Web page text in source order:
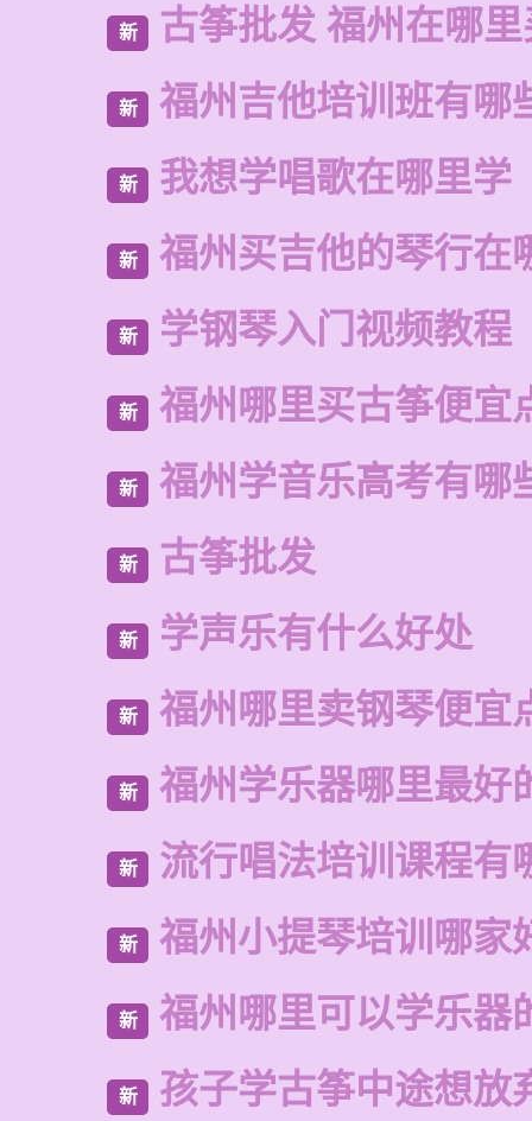
新 古筝批发 福州在哪
新 福州吉他培训班有哪
新 我想学唱歌在哪里学
新 福州买吉他的琴行在
新 学钢琴入门视频教程
新 福州哪里买古筝便宜
新 福州学音乐高考有哪
新 古筝批发
新 学声乐有什么好处
新 福州哪里卖钢琴便宜
新 福州学乐器哪里最好
新 流行唱法培训课程有
新 福州小提琴培训哪家
新 福州哪里可以学乐器
新 孩子学古筝中途想放